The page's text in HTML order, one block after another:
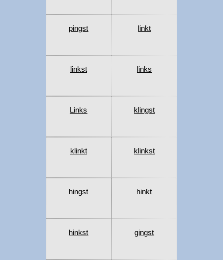
pingst linkt
linkst links
Links klingst
klinkt klinkst
hingst hinkt
hinkst gingst